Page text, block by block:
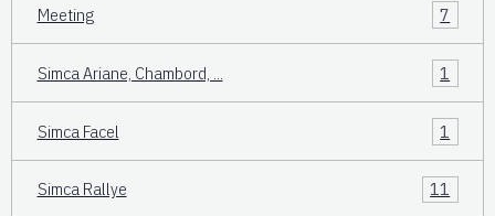
Meeting 7
Simca Ariane, Chambord, ... 1
Simca Facel 1
Simca Rallye 11